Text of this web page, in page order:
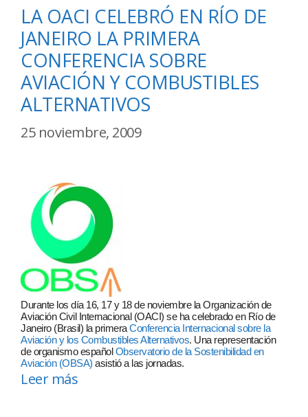
LA OACI CELEBRÓ EN RÍO DE
JANEIRO LA PRIMERA
CONFERENCIA SOBRE
AVIACIÓN Y COMBUSTIBLES
ALTERNATIVOS
25 noviembre, 2009
Durante los día 16, 17 y 18 de noviembre la Organización de
Aviación Civil Internacional (OACI) se ha celebrado en Río de
Janeiro (Brasil) la primeraConferencia Internacional sobre la
Aviación y los Combustibles Alternativos. Una representación
de organismo españolObservatorio de la Sostenibilidad en
Aviación (OBSA) asistió a las jornadas.
Leer más